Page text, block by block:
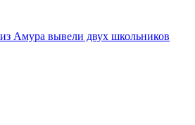
Амура вывели двух школьников